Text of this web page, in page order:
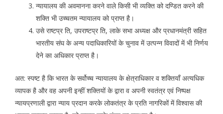
न्यायालय की अवमानना करने वाले किसी भी व्यक्ति को दण्डित करने की
शक्ति भी उच्चतम न्यायालय को प्राप्त है।
उसे राष्टप्र ति, उपराष्टप्र ति, लाके सभा अध्यक्ष और प्रधानमंत्री सहित
भारतीय संघ के अन्य पदाधिकारियों के चुनाव में उत्पन्न विवादों में भी निर्णय
देने का अधिकार प्राप्त है।
अत: स्पष्ट है कि भारत के सर्वोच्च न्यायालय के क्षेत्राधिकार व शक्तियाँ अत्यधिक
व्यापक है और वह अपनी इन्हीं शक्तियों के द्वारा व अपनी स्वतंत्र एवं निष्पक्ष
न्यायप्रणाली द्वारा न्याय प्रदान करके लोकतंत्र के प्रति नागरिकों में विश्वास की